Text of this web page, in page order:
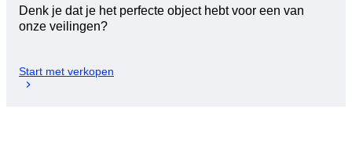
Denk je dat je het perfecte object hebt voor een van
onze veilingen?
Start met verkopen